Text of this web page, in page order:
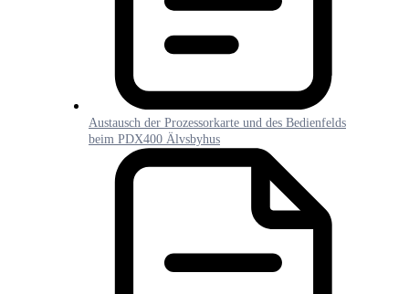
Austausch der Prozessorkarte und des Bedienfelds
beim PDX400 Älvsbyhus